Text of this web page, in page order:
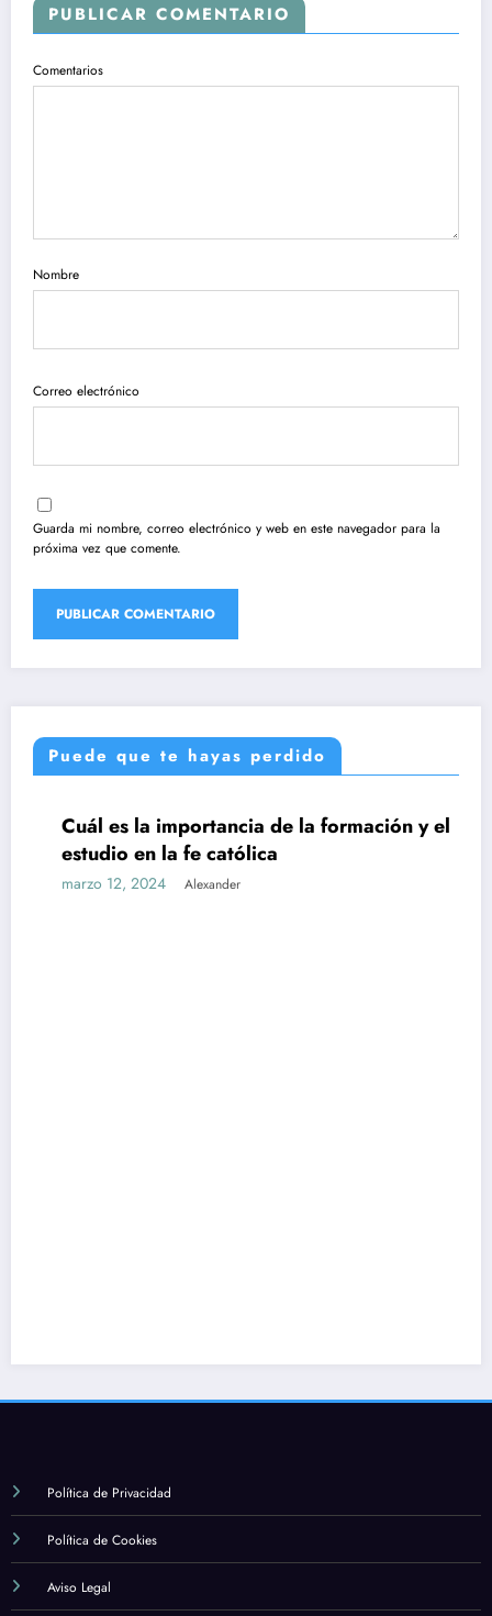
PUBLICAR COMENTARIO
Comentarios
Nombre
Correo electrónico
Guarda mi nombre, correo electrónico y web en este navegador para la
próxima vez que comente.
Puede que te hayas perdido
UNCATEGORIZED
Cuál es la importancia de la formación y el
estudio en la fe católica
marzo 12, 2024 Alexander
Política de Privacidad
Política de Cookies
Aviso Legal